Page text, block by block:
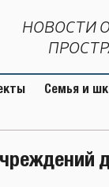
НОВОСТИ
Семья и